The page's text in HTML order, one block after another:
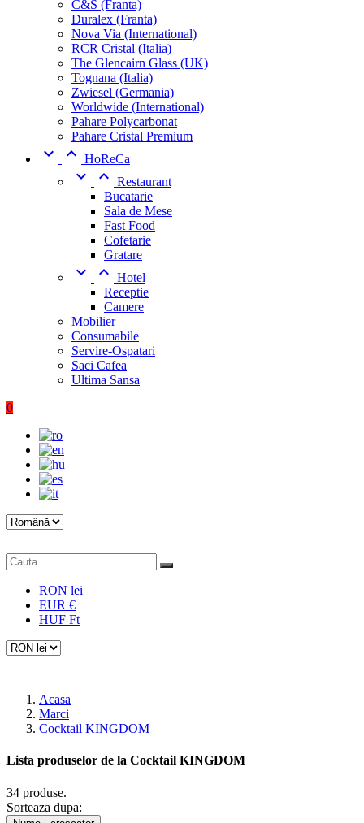
C&S (Franta)
Duralex (Franta)
Nova Via (International)
RCR Cristal (Italia)
The Glencairn Glass (UK)
Tognana (Italia)
Zwiesel (Germania)
Worldwide (International)
Pahare Polycarbonat
Pahare Cristal Premium
  HoReCa
  Restaurant
Bucatarie
Sala de Mese
Fast Food
Cofetarie
Gratare
  Hotel
Receptie
Camere
Mobilier
Consumabile
Servire-Ospatari
Saci Cafea
Ultima Sansa
0
RON lei
EUR €
HUF Ft
Acasa
Marci
Cocktail KINGDOM
Lista produselor de la Cocktail KINGDOM
34 produse.
Sorteaza dupa: